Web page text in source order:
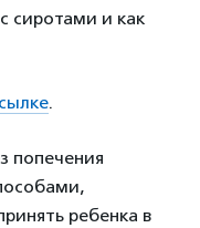
сиротами и как
.
попечения
ребенка в